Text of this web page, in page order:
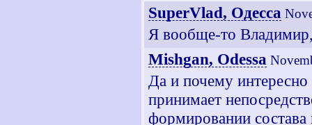
SuperVlad, Одесса
Я вообще-то
Mishgan, Odessa
Да и почему интересно
принимает
формировании состава